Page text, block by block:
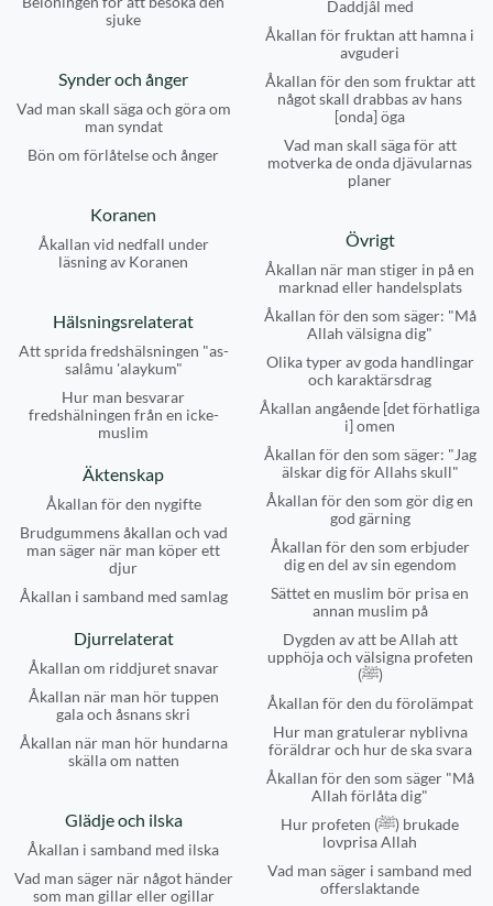
Daddjâl med
Åkallan för fruktan att hamna i
avguderi
Åkallan för den som fruktar att
något skall drabbas av hans
[onda] öga
Vad man skall säga för att
motverka de onda djävularnas
planer
sjuke
Synder och ånger
Vad man skall säga och göra om
man syndat
Bön om förlåtelse och ånger
Koranen
Åkallan vid nedfall under
läsning av Koranen
Övrigt
Åkallan när man stiger in på en
marknad eller handelsplats
Åkallan för den som säger: "Må
Allah välsigna dig"
Olika typer av goda handlingar
och karaktärsdrag
Åkallan angående [det förhatliga
i] omen
Åkallan för den som säger: "Jag
älskar dig för Allahs skull"
Åkallan för den som gör dig en
god gärning
Åkallan för den som erbjuder
dig en del av sin egendom
Sättet en muslim bör prisa en
annan muslim på
Dygden av att be Allah att
upphöja och välsigna profeten
(ﷺ)
Åkallan för den du förolämpat
Hur man gratulerar nyblivna
föräldrar och hur de ska svara
Åkallan för den som säger "Må
Allah förlåta dig"
Hur profeten (ﷺ) brukade
lovprisa Allah
Vad man säger i samband med
offerslaktande
Hälsningsrelaterat
Att sprida fredshälsningen "as-
salâmu 'alaykum"
Hur man besvarar
fredshälningen från en icke-
muslim
Äktenskap
Åkallan för den nygifte
Brudgummens åkallan och vad
man säger när man köper ett
djur
Åkallan i samband med samlag
Djurrelaterat
Åkallan om riddjuret snavar
Åkallan när man hör tuppen
gala och åsnans skri
Åkallan när man hör hundarna
skälla om natten
Glädje och ilska
Åkallan i samband med ilska
Vad man säger när något händer
som man gillar eller ogillar